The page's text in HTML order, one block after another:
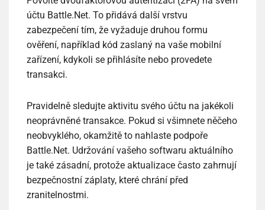
účtu Battle.Net. To přidává další vrstvu
zabezpečení tím, že vyžaduje druhou formu
ověření, například kód zaslaný na vaše mobilní
zařízení, kdykoli se přihlásíte nebo provedete
transakci.
Pravidelně sledujte aktivitu svého účtu na jakékoli
neoprávněné transakce. Pokud si všimnete něčeho
neobvyklého, okamžitě to nahlaste podpoře
Battle.Net. Udržování vašeho softwaru aktuálního
je také zásadní, protože aktualizace často zahrnují
bezpečnostní záplaty, které chrání před
zranitelnostmi.